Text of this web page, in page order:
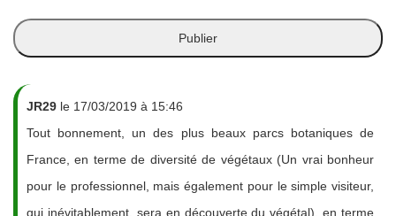
JR29 le 17/03/2019 à 15:46
Tout bonnement, un des plus beaux parcs botaniques de
France, en terme de diversité de végétaux (Un vrai bonheur
pour le professionnel, mais également pour le simple visiteur,
qui inévitablement, sera en découverte du végétal), en terme